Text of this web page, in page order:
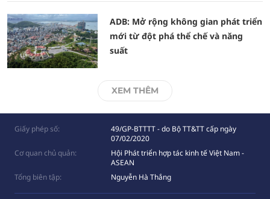
ADB: Mở rộng không gian phát triển
mới từ đột phá thể chế và năng
suất
XEM THÊM
Giấy phép số:
49/GP-BTTTT - do Bộ TT&TT cấp ngày
07/02/2020
Cơ quan chủ quản:
Hội Phát triển hợp tác kinh tế Việt Nam -
ASEAN
Tổng biên tập:
Nguyễn Hà Thắng